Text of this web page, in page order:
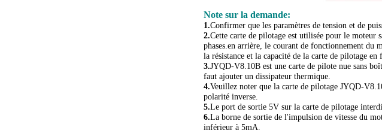
Note sur la demande:
1.Confirmer que les paramètres de tension et de
2.Cette carte de pilotage est utilisée pour le moteur
phases.en arrière, le courant de fonctionnement du
la résistance et la capacité de la carte de pilotage en
3.JYQD-V8.10B est une carte de pilote nue sans
faut ajouter un dissipateur thermique.
4.Veuillez noter que la carte de pilotage JYQD-
polarité inverse.
5.Le port de sortie 5V sur la carte de pilotage
6.La borne de sortie de l'impulsion de vitesse du
inférieur à 5mA.